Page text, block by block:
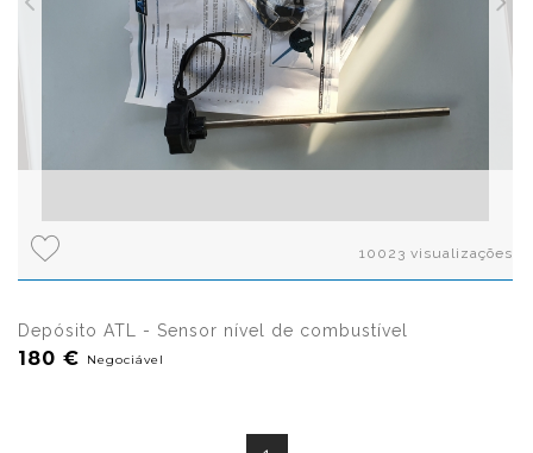
10023 visualizações
Depósito ATL - Sensor nível de combustível
180 € Negociável